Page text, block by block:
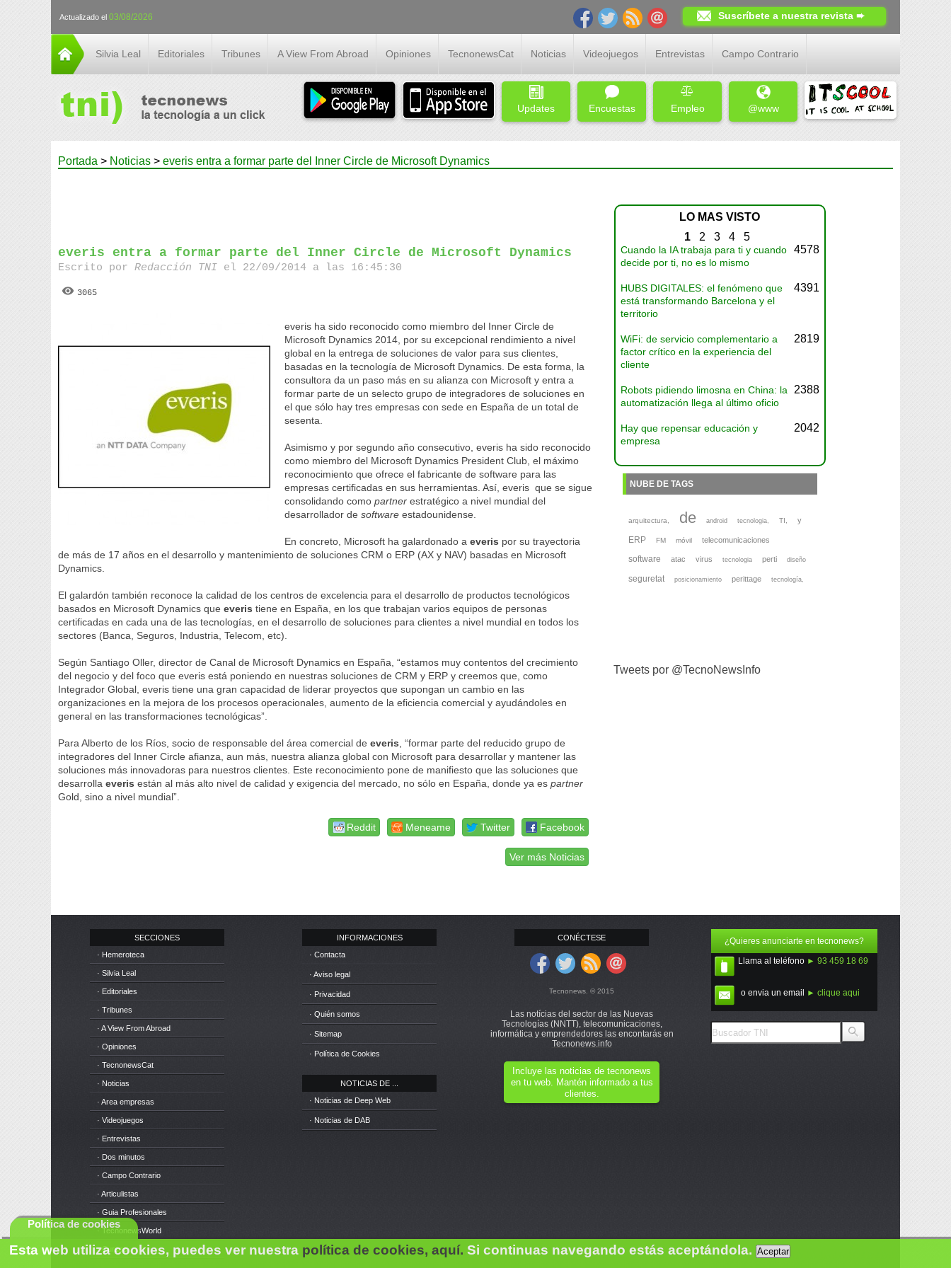
Actualizado el 03/08/2026 Suscríbete a nuestra revista ➨
Silvia Leal Editoriales Tribunes A View From Abroad Opiniones TecnonewsCat Noticias Videojuegos Entrevistas Campo Contrario
Updates Encuestas Empleo @www
Portada > Noticias > everis entra a formar parte del Inner Circle de Microsoft Dynamics
everis entra a formar parte del Inner Circle de Microsoft Dynamics
Escrito porRedacción TNI el 22/09/2014 a las 16:45:30
3065
everis ha sido reconocido como miembro del Inner Circle de
Microsoft Dynamics 2014, por su excepcional rendimiento a nivel
global en la entrega de soluciones de valor para sus clientes,
basadas en la tecnología de Microsoft Dynamics. De esta forma, la
consultora da un paso más en su alianza con Microsoft y entra a
formar parte de un selecto grupo de integradores de soluciones en
el que sólo hay tres empresas con sede en España de un total de
sesenta.
Asimismo y por segundo año consecutivo, everis ha sido reconocido
como miembro del Microsoft Dynamics President Club, el máximo
reconocimiento que ofrece el fabricante de software para las
empresas certificadas en sus herramientas. Así, everis que se sigue
consolidando comopartner estratégico a nivel mundial del
desarrollador desoftware estadounidense.
En concreto, Microsoft ha galardonado aeveris por su trayectoria
de más de 17 años en el desarrollo y mantenimiento de soluciones CRM o ERP (AX y NAV) basadas en Microsoft
Dynamics.
El galardón también reconoce la calidad de los centros de excelencia para el desarrollo de productos tecnológicos
basados en Microsoft Dynamics queeveris tiene en España, en los que trabajan varios equipos de personas
certificadas en cada una de las tecnologías, en el desarrollo de soluciones para clientes a nivel mundial en todos los
sectores (Banca, Seguros, Industria, Telecom, etc).
Según Santiago Oller, director de Canal de Microsoft Dynamics en España, “estamos muy contentos del crecimiento
del negocio y del foco que everis está poniendo en nuestras soluciones de CRM y ERP y creemos que, como
Integrador Global, everis tiene una gran capacidad de liderar proyectos que supongan un cambio en las
organizaciones en la mejora de los procesos operacionales, aumento de la eficiencia comercial y ayudándoles en
general en las transformaciones tecnológicas”.
Para Alberto de los Ríos, socio de responsable del área comercial deeveris , “formar parte del reducido grupo de
integradores del Inner Circle afianza, aun más, nuestra alianza global con Microsoft para desarrollar y mantener las
soluciones más innovadoras para nuestros clientes. Este reconocimiento pone de manifiesto que las soluciones que
desarrollaeveris están al más alto nivel de calidad y exigencia del mercado, no sólo en España, donde ya espartner
Gold, sino a nivel mundial”.
Facebook
Twitter
Meneame
Reddit
Ver más Noticias
LO MAS VISTO
1 2 3 4 5
Cuando la IA trabaja para ti y cuando
decide por ti, no es lo mismo
4578
HUBS DIGITALES: el fenómeno que
está transformando Barcelona y el
territorio
4391
WiFi: de servicio complementario a
factor crítico en la experiencia del
cliente
2819
Robots pidiendo limosna en China: la
automatización llega al último oficio
2388
Hay que repensar educación y
empresa
2042
NUBE DE TAGS
arquitectura, de android tecnologia, TI, y
ERP FM móvil telecomunicaciones
software atac virus tecnologia perti diseño
seguretat posicionamiento perittage tecnología,
Tweets por @TecnoNewsInfo
SECCIONES
· Hemeroteca
· Silvia Leal
· Editoriales
· Tribunes
· A View From Abroad
· Opiniones
· TecnonewsCat
· Noticias
· Area empresas
· Videojuegos
· Entrevistas
· Dos minutos
· Campo Contrario
· Articulistas
· Guia Profesionales
· TecnonewsWorld
· Cursos
INFORMACIONES
· Contacta
· Aviso legal
· Privacidad
· Quién somos
· Sitemap
· Política de Cookies
NOTICIAS DE ...
· Noticias de Deep Web
· Noticias de DAB
CONÉCTESE
Tecnonews. © 2015
Las notícias del sector de las Nuevas
Tecnologías (NNTT), telecomunicaciones,
informática y emprendedores las encontarás en
Tecnonews.info
Incluye las noticias de tecnonews
en tu web. Mantén informado a tus
clientes.
¿Quieres anunciarte en tecnonews?
Llama al teléfono ► 93 459 18 69
o envia un email ► clique aqui
Esta web utiliza cookies, puedes ver nuestra política de cookies, aquí. Si continuas navegando estás aceptándola.Aceptar
Política de cookies